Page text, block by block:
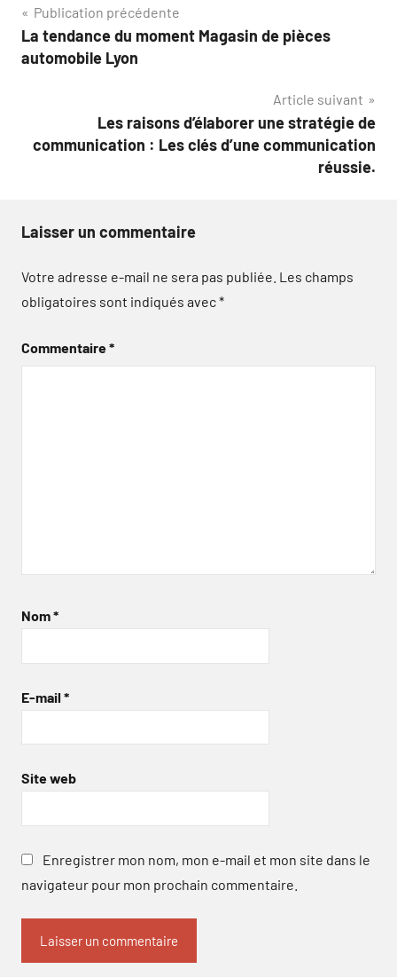
Navigation
de
Publication précédente
La tendance du moment Magasin de pièces
automobile Lyon
Article suivant
Les raisons d’élaborer une stratégie de
communication : Les clés d’une communication
réussie.
Laisser un commentaire
Votre adresse e-mail ne sera pas publiée. Les champs
obligatoires sont indiqués avec*
Commentaire*
Nom*
E-mail *
Site web
Enregistrer mon nom, mon e-mail et mon site dans le
navigateur pour mon prochain commentaire.